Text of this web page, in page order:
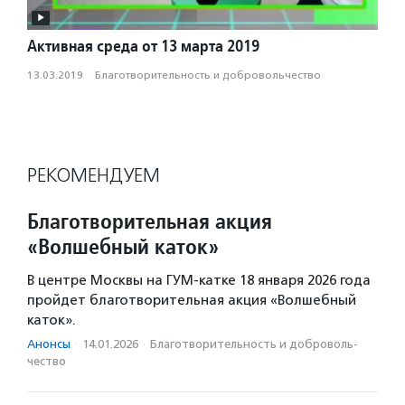
Активная среда от 13 марта 2019
13.03.2019 · Благотвори­тель­ность и доброволь­чест­во
РЕКОМЕНДУЕМ
Благотворительная акция
«Волшебный каток»
В центре Москвы на ГУМ-катке 18 января 2026 года
пройдет благотворительная акция «Волшебный
каток».
Анонсы · 14.01.2026 · Благотвори­тель­ность и доброволь­
чест­во